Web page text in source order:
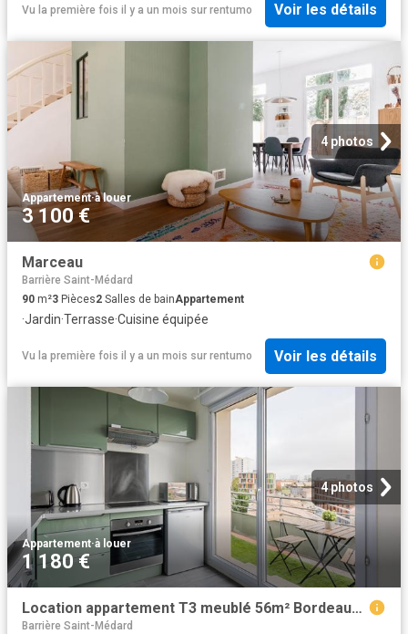
Vu la première fois il y a un mois sur rentumo Voir les détails
4 photos
Appartement·à louer
3 100 €
Marceau
Barrière Saint-Médard
90 m²3 Pièces2 Salles de bainAppartement
·Jardin·Terrasse·Cuisine équipée
Vu la première fois il y a un mois sur rentumo Voir les détails
4 photos
Appartement·à louer
1 180 €
Location appartement T3 meublé 56m² Bordeaux / Chartrons Grand Parc
Barrière Saint-Médard